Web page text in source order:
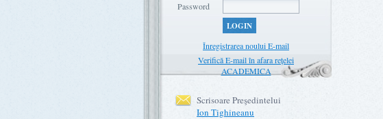
Password
LOGIN
Înregistrarea noului E-mail
Verifică E-mail în afara rețelei
ACADEMICA
Scrisoare Preşedintelui
Ion Tighineanu